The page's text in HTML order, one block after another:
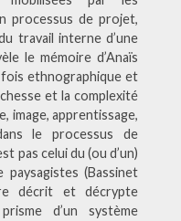
processus de projet,
travail interne d’une
le mémoire d’Anaïs
ethnographique et
et la complexité
image, apprentissage,
le processus de
pas celui du (ou d’un)
paysagistes (Bassinet
décrit et décrypte
d’un système